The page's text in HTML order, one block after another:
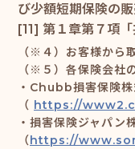
び少額短期保険の
[11] 第１章第７項
（※４）お客様から
（※５）各保険会社
・Chubb損害保険株
（ https://
・損害保険ジャパン
（https://